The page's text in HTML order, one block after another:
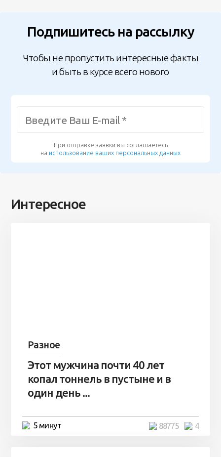
Подпишитесь на рассылку
Чтобы не пропустить интересные факты
и быть в курсе всего нового
При отправке заявки вы соглашаетесь
на использование ваших персональных данных
Интересное
Разное
Этот мужчина почти 40 лет
копал тоннель в пустыне и в
один день ...
5 минут 4
88775